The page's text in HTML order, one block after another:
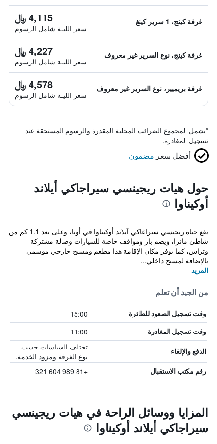
غرفة كينج، 1 سرير كينغ 4,115 ﷼
سعر الليلة شامل الرسوم
غرفة كينج، نوع السرير غير معروف 4,227 ﷼
سعر الليلة شامل الرسوم
غرفة بريميير، نوع السرير غير معروف 4,578 ﷼
سعر الليلة شامل الرسوم
*يشمل المجموع الضرائب المحلية المقدرة والرسوم المستحقة عند
تسجيل المغادرة.
أفضل سعر مضمون
حول هيات ريجينسي سيراجاكي أيلاند
أوكيناوا
يقع حياة ريجنسي سيراغاكي آيلاند أوكيناوا في أونا، وعلى بعد 1.1 كم من
شاطئ مانزا، ويضم بار ومواقف خاصة للسيارات وصالة مشتركة
وتراس، كما يوفر مكان الإقامة هذا مطعم ومسبح خارجي موسمي
بالإضافة لمسبح داخلي...
المزيد
من الجيد أن تعلم
وقت تسجيل الصعود للطائرة 15:00
وقت تسجيل المغادرة 11:00
الدفع والإلغاء
تختلف السياسات حسب
نوع الغرفة ومزود الخدمة.
رقم مكتب الاستقبال +81 989 604 321
المزايا ووسائل الراحة في هيات ريجينسي
سيراجاكي أيلاند أوكيناوا